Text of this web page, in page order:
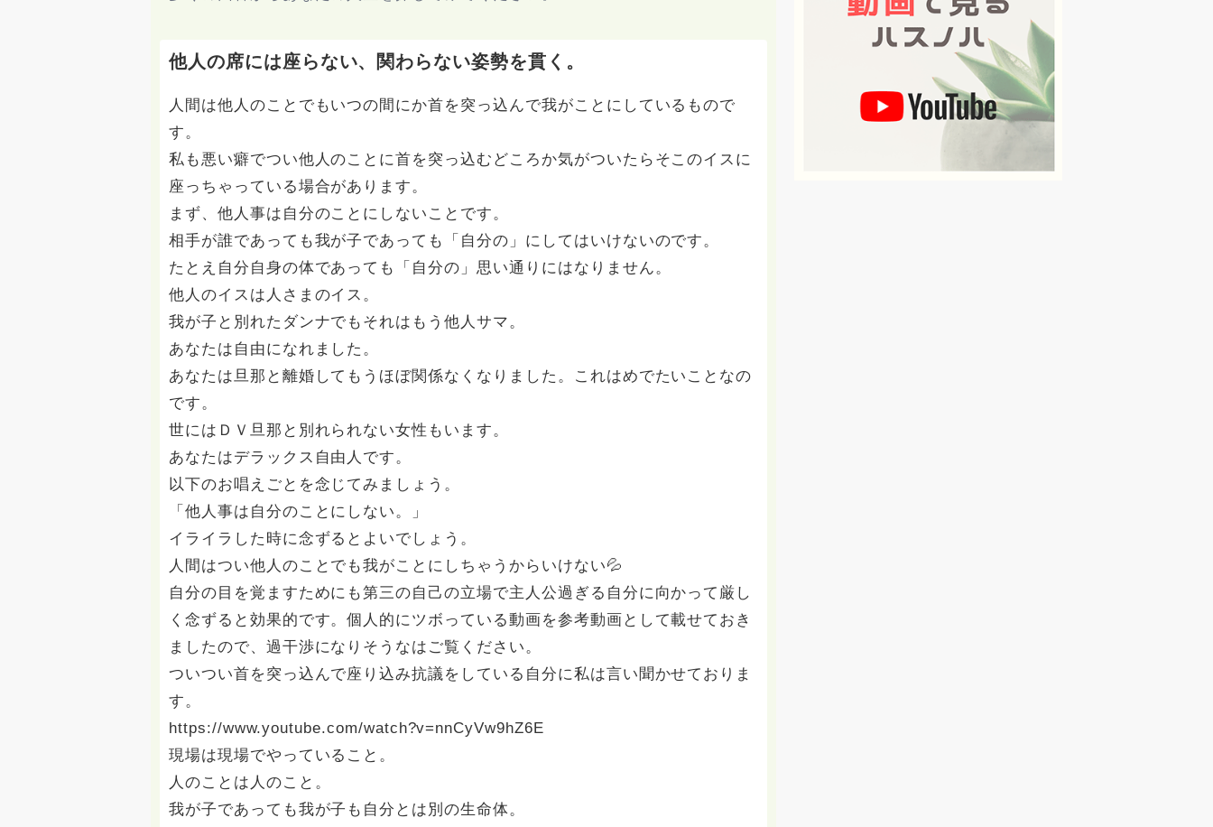
他人の席には座らない、関わらない姿勢を貫く。
人間は他人のことでもいつの間にか首を突っ込んで我がことにしているもので
す。
私も悪い癖でつい他人のことに首を突っ込むどころか気がついたらそこのイスに
座っちゃっている場合があります。
まず、他人事は自分のことにしないことです。
相手が誰であっても我が子であっても「自分の」にしてはいけないのです。
たとえ自分自身の体であっても「自分の」思い通りにはなりません。
他人のイスは人さまのイス。
我が子と別れたダンナでもそれはもう他人サマ。
あなたは自由になれました。
あなたは旦那と離婚してもうほぼ関係なくなりました。これはめでたいことなの
です。
世にはＤＶ旦那と別れられない女性もいます。
あなたはデラックス自由人です。
以下のお唱えごとを念じてみましょう。
「他人事は自分のことにしない。」
イライラした時に念ずるとよいでしょう。
人間はつい他人のことでも我がことにしちゃうからいけない💦
自分の目を覚ますためにも第三の自己の立場で主人公過ぎる自分に向かって厳し
く念ずると効果的です。個人的にツボっている動画を参考動画として載せておき
ましたので、過干渉になりそうなはご覧ください。
ついつい首を突っ込んで座り込み抗議をしている自分に私は言い聞かせておりま
す。
https://www.youtube.com/watch?v=nnCyVw9hZ6E
現場は現場でやっていること。
人のことは人のこと。
我が子であっても我が子も自分とは別の生命体。